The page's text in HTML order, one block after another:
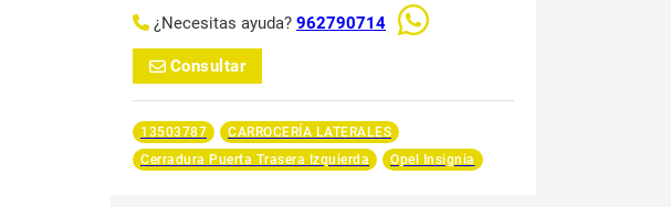
¿Necesitas ayuda? 962790714
Consultar
13503787
CARROCERÍA LATERALES
Cerradura Puerta Trasera Izquierda
Opel Insignia